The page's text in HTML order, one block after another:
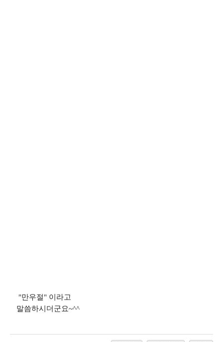
"만우절" 이라고
말씀하시더군요~^^